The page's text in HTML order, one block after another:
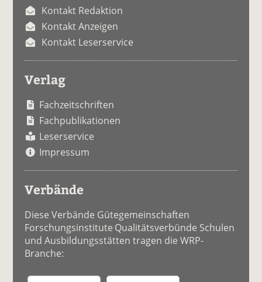
Kontakt Redaktion
Kontakt Anzeigen
Kontakt Leserservice
Verlag
Fachzeitschriften
Fachpublikationen
Leserservice
Impressum
Verbände
Diese Verbände Gütegemeinschaften
Forschungsinstitute Qualitätsverbünde Schulen
und Ausbildungsstätten tragen die WRP-
Branche: